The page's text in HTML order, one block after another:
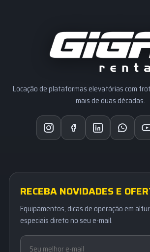
Locação de plataformas elevatórias com
mais de duas décadas.
RECEBA NOVIDADES E
Equipamentos, dicas de operação em
especiais direto no seu e-mail.